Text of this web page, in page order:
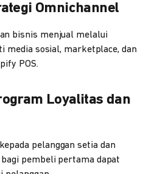
Omnichannel
bisnis menjual melalui
media sosial, marketplace, dan
POS.
Loyalitas dan
pelanggan setia dan
pembeli pertama dapat